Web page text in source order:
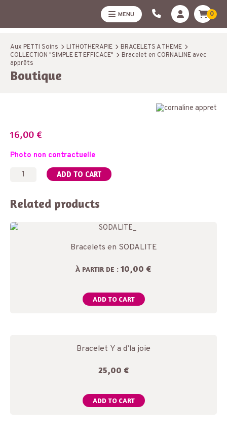
MENU 0
Aux PETTI Soins LITHOTHERAPIE
BRACELETS A THEME
COLLECTION "SIMPLE ET EFFICACE"
Bracelet en CORNALINE avec
apprêts
Boutique
16,00 €
Photo non contractuelle
Bracelet
avec
apprêts
quantity
ADD TO CART
Related products
Bracelets en SODALITE
À PARTIR DE : 10,00 €
ADD TO CART
Bracelet Y a d’la joie
25,00 €
ADD TO CART